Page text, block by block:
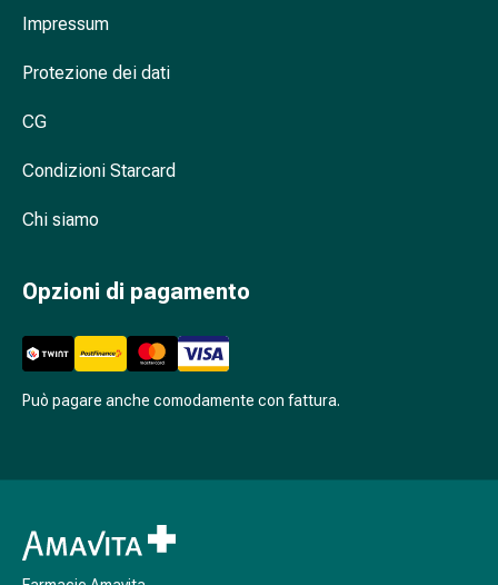
Vie
Problemi
Infezione
Metabolismo
Insetti
parassiti
zecche
Sverminazione
Pinzette
Impressum
Protezione dei dati
CG
Condizioni Starcard
Chi siamo
Opzioni di pagamento
Può pagare anche comodamente con fattura.